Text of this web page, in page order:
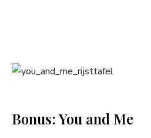
Bonus: You and Me